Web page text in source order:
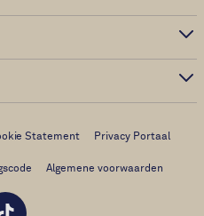
Statement Privacy Portaal
Algemene voorwaarden